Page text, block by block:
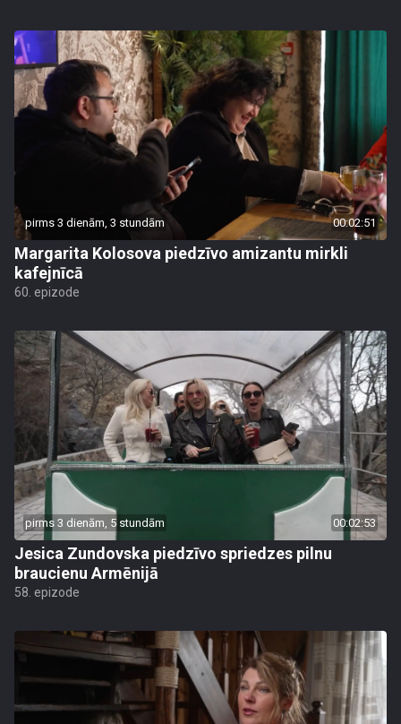
pirms 3 dienām, 3 stundām 00:02:51
Margarita Kolosova piedzīvo amizantu mirkli
kafejnīcā
60. epizode
pirms 3 dienām, 5 stundām 00:02:53
Jesica Zundovska piedzīvo spriedzes pilnu
braucienu Armēnijā
58. epizode